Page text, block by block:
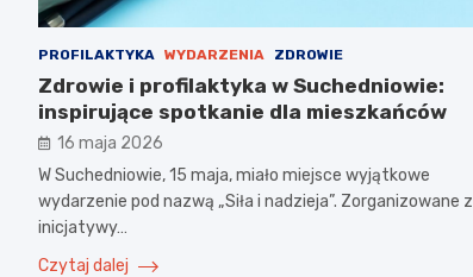
PROFILAKTYKA WYDARZENIA ZDROWIE
Zdrowie i profilaktyka w Suchedniowie:
inspirujące spotkanie dla mieszkańców
16 maja 2026
W Suchedniowie, 15 maja, miało miejsce wyjątkowe
wydarzenie pod nazwą „Siła i nadzieja”. Zorganizowane z
inicjatywy…
Czytaj dalej